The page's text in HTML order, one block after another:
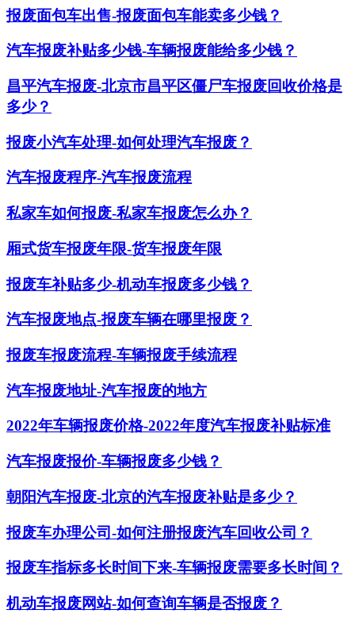
报废面包车出售-报废面包车能卖多少钱？
汽车报废补贴多少钱-车辆报废能给多少钱？
昌平汽车报废-北京市昌平区僵尸车报废回收价格是
多少？
报废小汽车处理-如何处理汽车报废？
汽车报废程序-汽车报废流程
私家车如何报废-私家车报废怎么办？
厢式货车报废年限-货车报废年限
报废车补贴多少-机动车报废多少钱？
汽车报废地点-报废车辆在哪里报废？
报废车报废流程-车辆报废手续流程
汽车报废地址-汽车报废的地方
2022年车辆报废价格-2022年度汽车报废补贴标准
汽车报废报价-车辆报废多少钱？
朝阳汽车报废-北京的汽车报废补贴是多少？
报废车办理公司-如何注册报废汽车回收公司？
报废车指标多长时间下来-车辆报废需要多长时间？
机动车报废网站-如何查询车辆是否报废？